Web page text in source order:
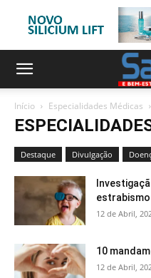
Início Especialidades Médicas
Destaque Divulgação
12 de Abril,
10
12 de Abril,